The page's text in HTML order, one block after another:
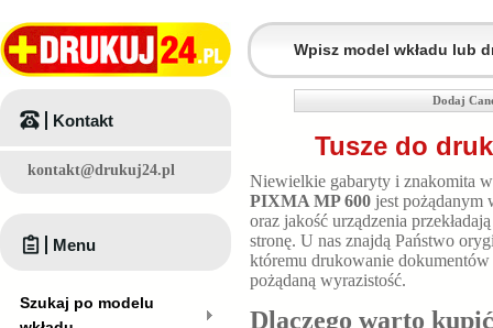
Dodaj
Tusze do
Niewielkie gabaryty i znakomita
PIXMA MP 600 jest pożądanym
oraz jakość urządzenia
stronę. U nas znajdą Państwo
któremu drukowanie
pożądaną wyrazistość.
Dlaczego warto
Kontakt
kontakt@drukuj24.pl
Menu
Szukaj po modelu